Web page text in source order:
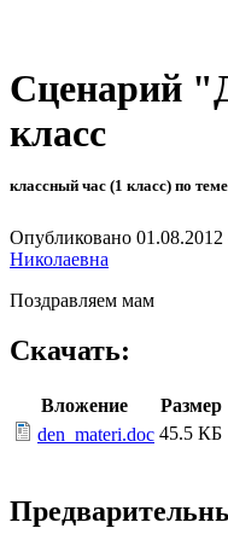
Сценарий
класс
классный час (1 класс) по теме
Опубликовано 01.08.2012
Николаевна
Поздравляем мам
Скачать:
Вложение
Размер
den_materi.doc 45.5 КБ